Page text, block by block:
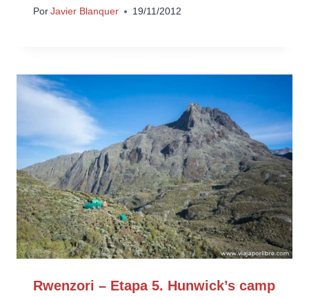
Por Javier Blanquer 19/11/2012
Rwenzori – Etapa 5. Hunwick’s camp